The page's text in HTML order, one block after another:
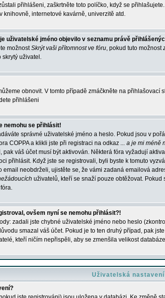
přihlášeni, zaškrtněte toto políčko, když se
knihovně, internetové kavárně, univerzitě atd.
uživatelské jméno objevilo v seznamu právě
možnostSkrýt vaši přítomnost ve fóru, pokud tuto možnost
skrytý uživatel.
obnovit. V tomto případě zmáčkněte na přihlašovací
přihlášeni
nemohu se přihlásit!
správné uživatelské jméno a heslo. Pokud jsou v
COPPA a klikli jste při registraci na odkaz ... a je mi méně
pak váš účet musí být aktivován. Některá fóra vyžadují
přihlásit. Když jste se registrovali, byli byste k tomuto
email neobdrželi, ujistěte se, že vámi zadaná emailová
uživatelů, kteří se snaží pouze obtěžovat.
ovšem nyní se nemohu přihlásit?!
zadali jste chybné uživatelské jméno nebo heslo
smazal váš účet. Pokud je to ten druhý případ, pak
kteří ničím nepřispěli, aby se zmenšila velikost
Uživatelská nastavení